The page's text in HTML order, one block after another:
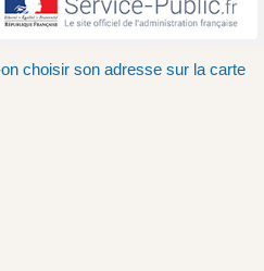
choisir son adresse sur la carte